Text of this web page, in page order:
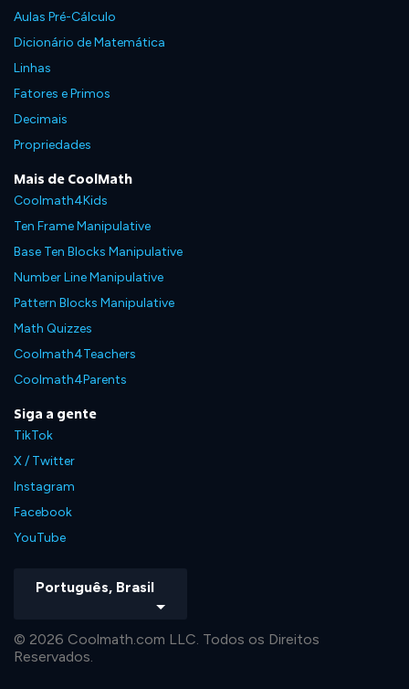
Aulas Pré-Cálculo
Dicionário de Matemática
Linhas
Fatores e Primos
Decimais
Propriedades
Mais de CoolMath
Coolmath4Kids
Ten Frame Manipulative
Base Ten Blocks Manipulative
Number Line Manipulative
Pattern Blocks Manipulative
Math Quizzes
Coolmath4Teachers
Coolmath4Parents
Siga a gente
TikTok
X / Twitter
Instagram
Facebook
YouTube
Português, Brasil
© 2026 Coolmath.com LLC. Todos os Direitos
Reservados.